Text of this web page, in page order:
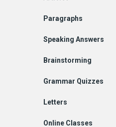
Paragraphs
Speaking Answers
Brainstorming
Grammar Quizzes
Letters
Online Classes